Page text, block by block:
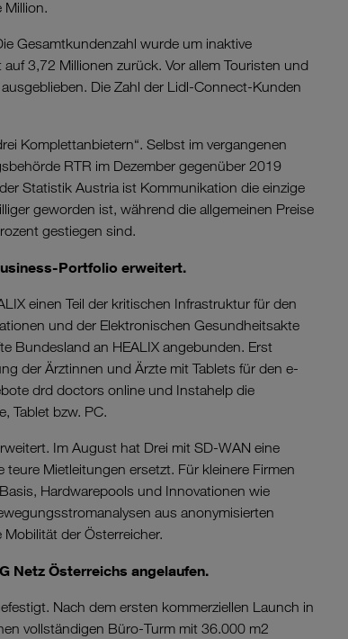
Million.
Gesamtkundenzahl wurde um inaktive
3,72 Millionen zurück. Vor allem Touristen und
Die Zahl der Lidl-Connect-Kunden
Komplettanbietern“. Selbst im vergangenen
RTR im Dezember gegenüber 2019
Statistik Austria ist Kommunikation die einzige
geworden ist, während die allgemeinen Preise
gestiegen sind.
Portfolio erweitert.
einen Teil der kritischen Infrastruktur für den
und der Elektronischen Gesundheitsakte
Bundesland an HEALIX angebunden. Erst
der Ärztinnen und Ärzte mit Tablets für den e-
drd doctors online und Instahelp die
Tablet bzw. PC.
Im August hat Drei mit SD-WAN eine
Mietleitungen ersetzt. Für kleinere Firmen
Hardwarepools und Innovationen wie
aus anonymisierten
der Österreicher.
Netz Österreichs angelaufen.
Nach dem ersten kommerziellen Launch in
vollständigen Büro-Turm mit 36.000 m2